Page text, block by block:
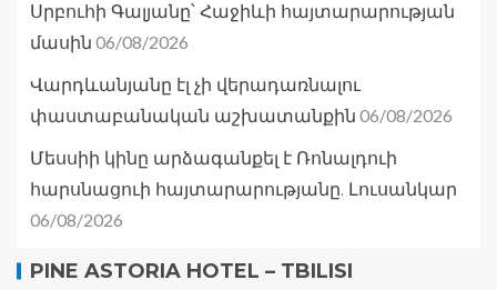
Սրբուհի Գալյանը՝ Հաջիևի հայտարարության
մասին 06/08/2026
Վարդևանյանը էլ չի վերադառնալու
փաստաբանական աշխատանքին 06/08/2026
Մեսսիի կինը արձագանքել է Ռոնալդուի
հարսնացուի հայտարարությանը. Լուսանկար
06/08/2026
PINE ASTORIA HOTEL – TBILISI